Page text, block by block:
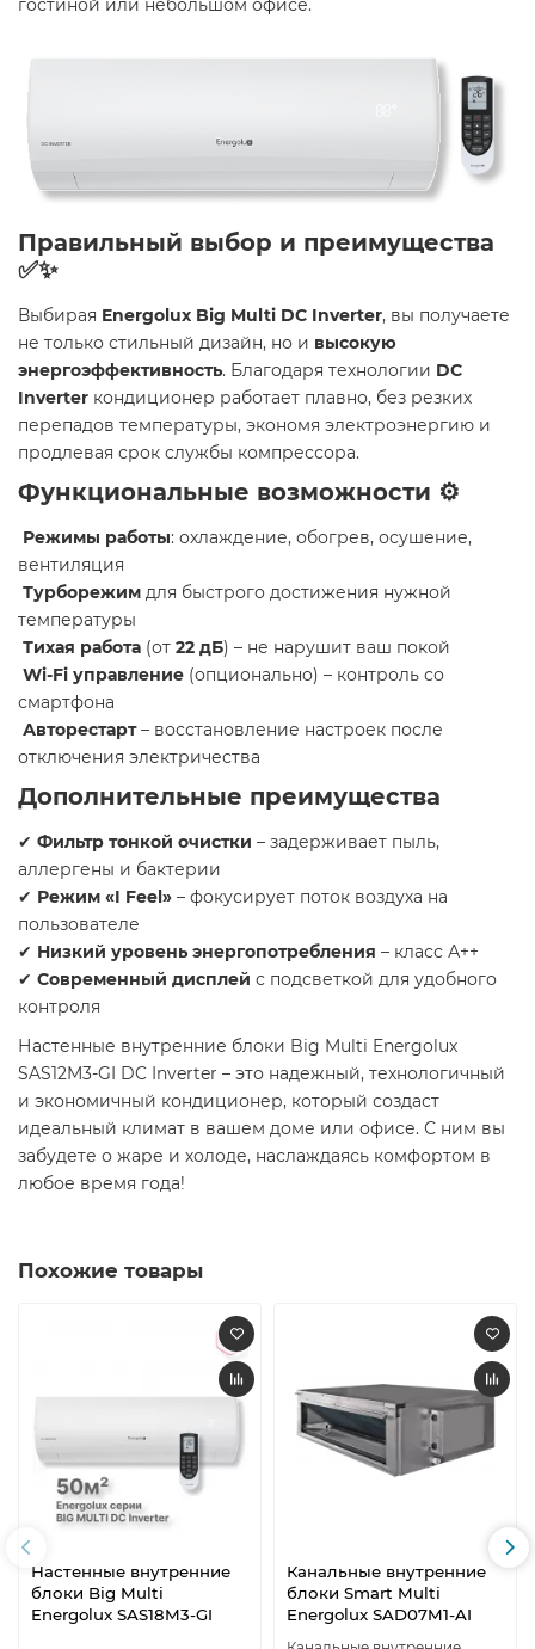
гостиной или небольшом офисе.
Правильный выбор и преимущества
✅✨
Выбирая Energolux Big Multi DC Inverter, вы получаете
не только стильный дизайн, но и высокую
энергоэффективность. Благодаря технологии DC
Inverter кондиционер работает плавно, без резких
перепадов температуры, экономя электроэнергию и
продлевая срок службы компрессора.
Функциональные возможности ⚙️️
Режимы работы: охлаждение, обогрев, осушение,
вентиляция
Турборежим для быстрого достижения нужной
температуры
Тихая работа (от 22 дБ) – не нарушит ваш покой
Wi-Fi управление (опционально) – контроль со
смартфона
Авторестарт– восстановление настроек после
отключения электричества
Дополнительные преимущества
✔ Фильтр тонкой очистки – задерживает пыль,
аллергены и бактерии
✔ Режим «I Feel» – фокусирует поток воздуха на
пользователе
✔ Низкий уровень энергопотребления – класс А++
✔ Современный дисплей с подсветкой для удобного
контроля
Настенные внутренние блоки Big Multi Energolux
SAS12M3-GI DC Inverter – это надежный, технологичный
и экономичный кондиционер, который создаст
идеальный климат в вашем доме или офисе. С ним вы
забудете о жаре и холоде, наслаждаясь комфортом в
любое время года!
Похожие товары
Настенные внутренние
блоки Big Multi
Energolux SAS18M3-GI
Канальные внутренние
блоки Smart Multi
Energolux SAD07M1-AI